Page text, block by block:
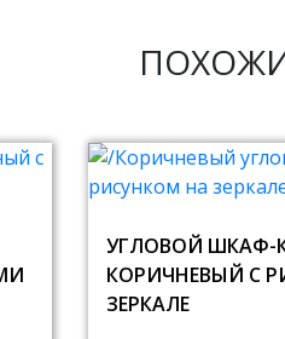
УГЛОВОЙ ШКАФ-
КОРИЧНЕВЫЙ С
ЗЕРКАЛЕ